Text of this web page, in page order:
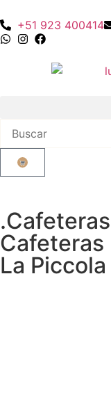
+51 923 400414
.Cafeteras
Cafeteras
La Piccola